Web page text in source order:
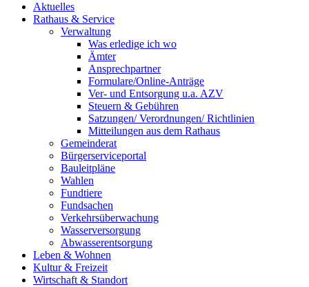
Aktuelles
Rathaus & Service
Verwaltung
Was erledige ich wo
Ämter
Ansprechpartner
Formulare/Online-Anträge
Ver- und Entsorgung u.a. AZV
Steuern & Gebühren
Satzungen/ Verordnungen/ Richtlinien
Mitteilungen aus dem Rathaus
Gemeinderat
Bürgerserviceportal
Bauleitpläne
Wahlen
Fundtiere
Fundsachen
Verkehrsüberwachung
Wasserversorgung
Abwasserentsorgung
Leben & Wohnen
Kultur & Freizeit
Wirtschaft & Standort